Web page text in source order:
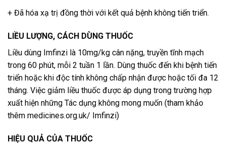
+ Đã hóa xạ trị đồng thời với kết quả bệnh không tiến triển.
LIỀU LƯỢNG, CÁCH DÙNG THUỐC
Liều dùng Imfinzi là 10mg/kg cân nặng, truyền tĩnh mạch
trong 60 phút, mỗi 2 tuần 1 lần. Dùng thuốc đến khi bệnh tiến
triển hoặc khi độc tính không chấp nhận được hoặc tối đa 12
tháng. Việc giảm liều thuốc được áp dụng trong trường hợp
xuất hiện những Tác dụng không mong muốn (tham khảo
thêm medicines.org.uk/ Imfinzi)
HIỆU QUẢ CỦA THUỐC